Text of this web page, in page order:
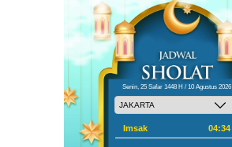
Senin, 25 Safar 1448 H / 10 Agustus 2026
Imsak 04:34